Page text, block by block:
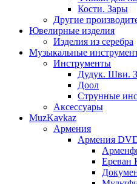
Кости. Зары
Другие
Ювелирные изделия
Изделия из серебра
Музыкальные
Инструменты
Дудук. Шви.
Доол
Струнные
Аксессуары
MuzKavkaz
Армения
Армения
Ереван